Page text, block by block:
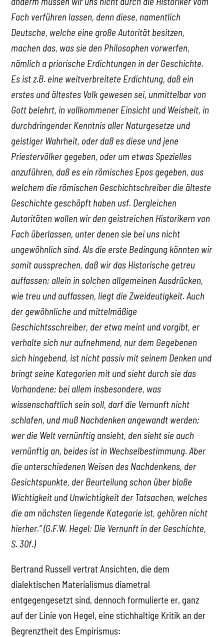
Fach verführen lassen, denn diese, namentlich
Deutsche, welche eine große Autorität besitzen,
machen das, was sie den Philosophen vorwerfen,
nämlich a priorische Erdichtungen in der Geschichte.
Es ist z.B. eine weitverbreitete Erdichtung, daß ein
erstes und ältestes Volk gewesen sei, unmittelbar von
Gott belehrt, in vollkommener Einsicht und Weisheit, in
durchdringender Kenntnis aller Naturgesetze und
geistiger Wahrheit, oder daß es diese und jene
Priestervölker gegeben, oder um etwas Spezielles
anzuführen, daß es ein römisches Epos gegeben, aus
welchem die römischen Geschichtschreiber die älteste
Geschichte geschöpft haben usf. Dergleichen
Autoritäten wollen wir den geistreichen Historikern von
Fach überlassen, unter denen sie bei uns nicht
ungewöhnlich sind. Als die erste Bedingung könnten wir
somit aussprechen, daß wir das Historische getreu
auffassen; allein in solchen allgemeinen Ausdrücken,
wie treu und auffassen, liegt die Zweideutigkeit. Auch
der gewöhnliche und mittelmäßige
Geschichtsschreiber, der etwa meint und vorgibt, er
verhalte sich nur aufnehmend, nur dem Gegebenen
sich hingebend, ist nicht passiv mit seinem Denken und
bringt seine Kategorien mit und sieht durch sie das
Vorhandene; bei allem insbesondere, was
wissenschaftlich sein soll, darf die Vernunft nicht
schlafen, und muß Nachdenken angewandt werden;
wer die Welt vernünftig ansieht, den sieht sie auch
vernünftig an, beides ist in Wechselbestimmung. Aber
die unterschiedenen Weisen des Nachdenkens, der
Gesichtspunkte, der Beurteilung schon über bloße
Wichtigkeit und Unwichtigkeit der Tatsachen, welches
die am nächsten liegende Kategorie ist, gehören nicht
hierher.“ (G.F.W. Hegel: Die Vernunft in der Geschichte,
S. 30f.)
Bertrand Russell vertrat Ansichten, die dem
dialektischen Materialismus diametral
entgegengesetzt sind, dennoch formulierte er, ganz
auf der Linie von Hegel, eine stichhaltige Kritik an der
Begrenztheit des Empirismus: